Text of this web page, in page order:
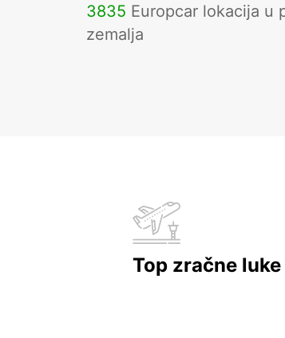
3835 Europcar lokacija u
zemalja
Top zračne luke